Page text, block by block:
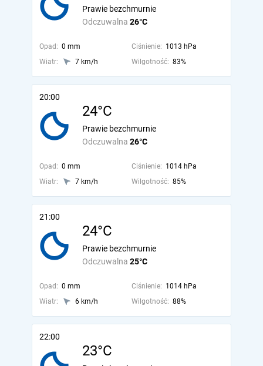
Odczuwalna 26°C
Prawie bezchmurnie
Opad: 0 mm Ciśnienie: 1013 hPa
Wiatr:
7 km/h Wilgotność: 83%
20:00
24°C
Odczuwalna 26°C
Prawie bezchmurnie
Opad: 0 mm Ciśnienie: 1014 hPa
Wiatr:
7 km/h Wilgotność: 85%
21:00
24°C
Odczuwalna 25°C
Prawie bezchmurnie
Opad: 0 mm Ciśnienie: 1014 hPa
Wiatr:
6 km/h Wilgotność: 88%
22:00
23°C